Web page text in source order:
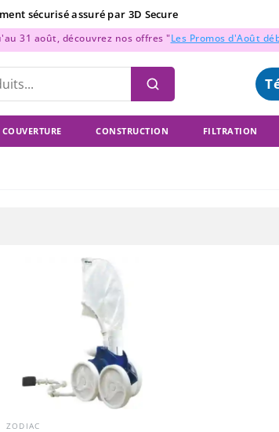
sécurisé assuré par 3D Secure
: Du lundi au vendredi de 9h à 18h
en 2x, 3x, et 4x sans frais !
31 août, découvrez nos offres "Les Promos d'Août
COUVERTURE CONSTRUCTION FILTRATION
ZODIAC